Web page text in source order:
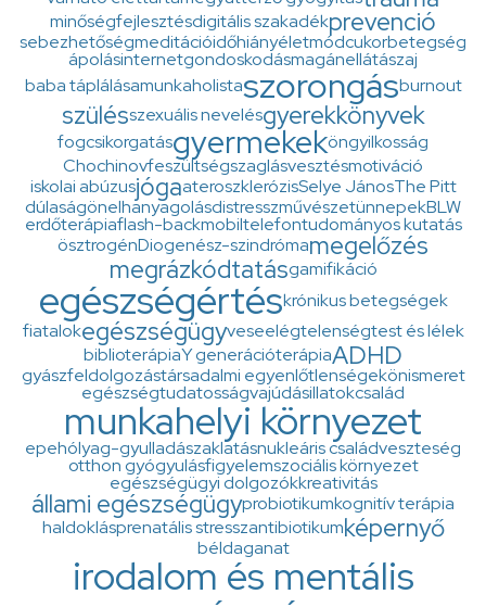
minőségfejlesztésdigitális szakadékprevenció
sebezhetőségmeditációidőhiányéletmódcukorbetegség
ápolásinternetgondoskodásmagánellátászaj
baba táplálásamunkaholistaszorongásburnout
szülésszexuális nevelésgyerekkönyvek
fogcsikorgatásgyermekeköngyilkosság
Chochinovfeszültségszaglásvesztésmotiváció
iskolai abúzusjógaateroszklerózisSelye JánosThe Pitt
dúlaságönelhanyagolásdistresszművészetünnepekBLW
erdőterápiaflash-backmobiltelefontudományos kutatás
ösztrogénDiogenész-szindrómamegelőzés
megrázkódtatásgamifikáció
egészségértéskrónikus betegségek
fiatalokegészségügyveseelégtelenségtest és lélek
biblioterápiaY generációterápiaADHD
gyászfeldolgozástársadalmi egyenlőtlenségekönismeret
egészségtudatosságvajúdásillatokcsalád
munkahelyi környezet
epehólyag-gyulladászaklatásnukleáris családveszteség
otthon gyógyulásfigyelemszociális környezet
egészségügyi dolgozókkreativitás
állami egészségügyprobiotikumkognitív terápia
haldoklásprenatális stresszantibiotikumképernyő
béldaganat
irodalom és mentális